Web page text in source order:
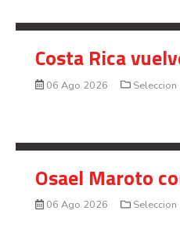
Costa Rica
06 Ago 2026 Seleccion
Osael Maroto
06 Ago 2026 Seleccion